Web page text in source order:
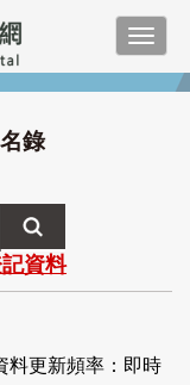
錄
資料
料更新頻率：即時